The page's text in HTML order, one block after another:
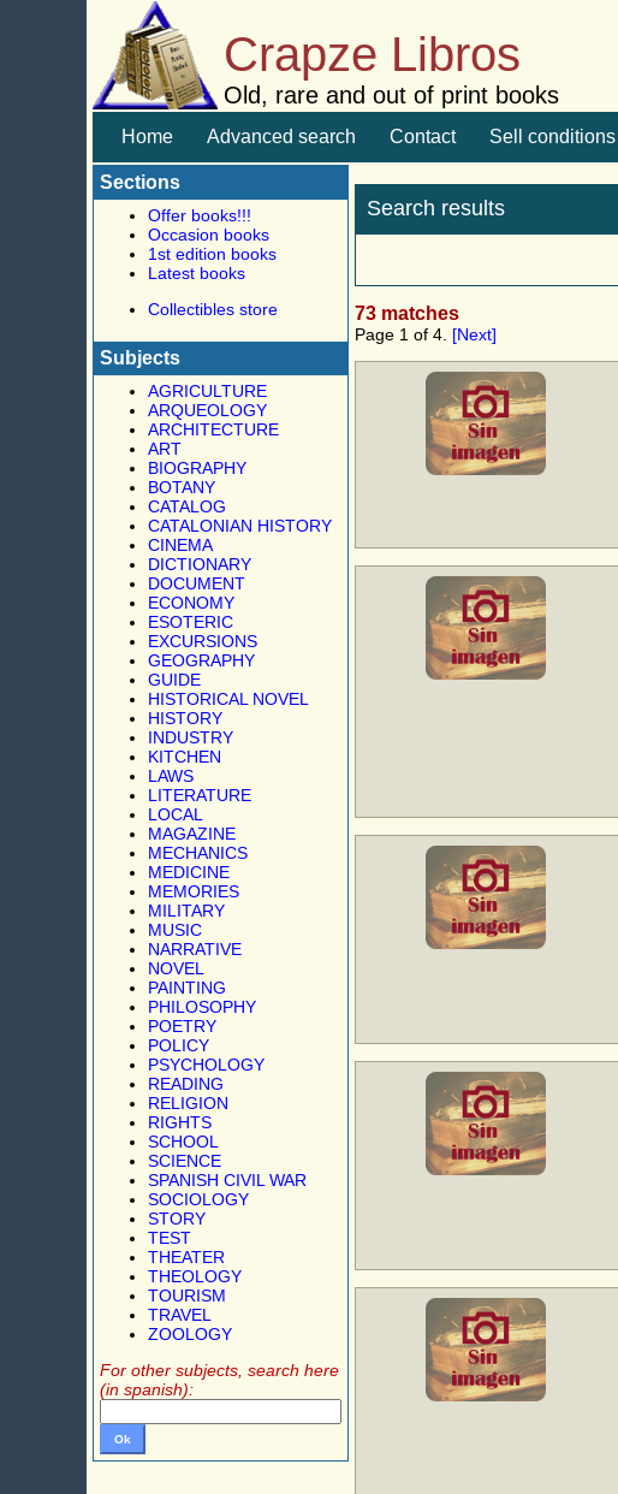
Crapze Libros
Old, rare and out of print books
Home Advanced search Contact Sell conditions
Sections
Offer books!!!
Occasion books
1st edition books
Latest books
Collectibles store
Subjects
AGRICULTURE
ARQUEOLOGY
ARCHITECTURE
ART
BIOGRAPHY
BOTANY
CATALOG
CATALONIAN HISTORY
CINEMA
DICTIONARY
DOCUMENT
ECONOMY
ESOTERIC
EXCURSIONS
GEOGRAPHY
GUIDE
HISTORICAL NOVEL
HISTORY
INDUSTRY
KITCHEN
LAWS
LITERATURE
LOCAL
MAGAZINE
MECHANICS
MEDICINE
MEMORIES
MILITARY
MUSIC
NARRATIVE
NOVEL
PAINTING
PHILOSOPHY
POETRY
POLICY
PSYCHOLOGY
READING
RELIGION
RIGHTS
SCHOOL
SCIENCE
SPANISH CIVIL WAR
SOCIOLOGY
STORY
TEST
THEATER
THEOLOGY
TOURISM
TRAVEL
ZOOLOGY
For other subjects, search here
(in spanish):
Search results
73 matches
Page 1 of 4. [Next]